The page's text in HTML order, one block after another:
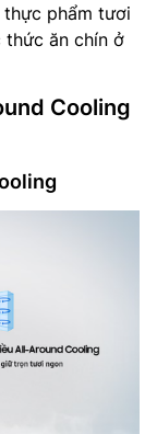
phẩm tươi
thức ăn chín ở
Cooling